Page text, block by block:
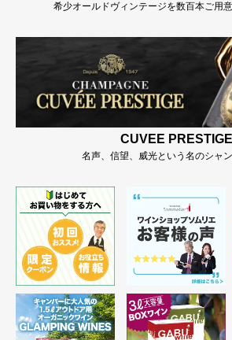
希少オールドヴィンテージを数百本ご用
CUVEE PRESTIGE
名声、信望、威光という名のシャ